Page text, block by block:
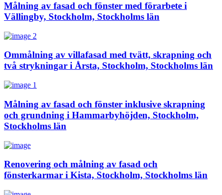
Målning av fasad och fönster med förarbete i
Vällingby, Stockholm, Stockholms län
Ommålning av villafasad med tvätt, skrapning och
två strykningar i Årsta, Stockholm, Stockholms län
Målning av fasad och fönster inklusive skrapning
och grundning i Hammarbyhöjden, Stockholm,
Stockholms län
Renovering och målning av fasad och
fönsterkarmar i Kista, Stockholm, Stockholms län